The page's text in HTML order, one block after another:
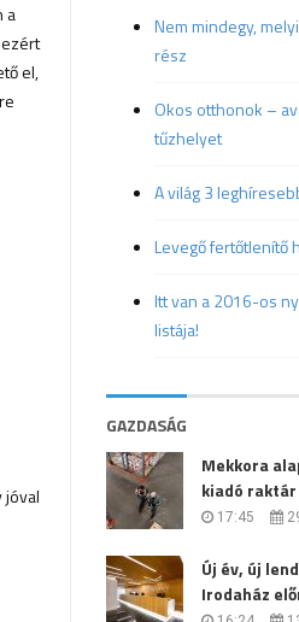
a
el,
jóval
Nem mindegy,
rész
Okos otthonok –
tűzhelyet
A világ 3
Levegő fertőtlenítő
Itt van a 2016-os
listája!
GAZDASÁG
Mekkora
kiadó
17:45
Új év, új
Irodaház